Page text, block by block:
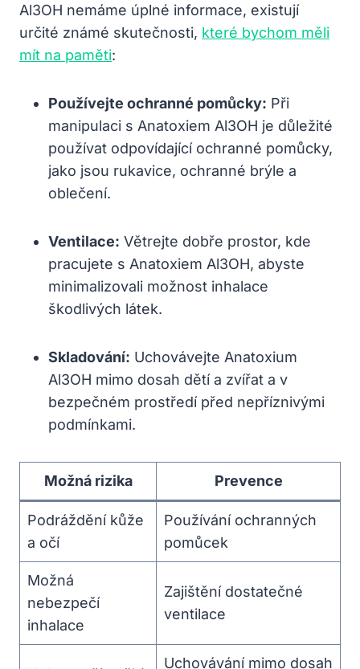
Al3OH nemáme úplné informace, existují
určité známé skutečnosti, které bychom měli
mít na paměti:
Používejte ochranné pomůcky: Při
manipulaci s Anatoxiem Al3OH je důležité
používat odpovídající ochranné pomůcky,
jako jsou rukavice, ochranné brýle a
oblečení.
Ventilace: Větrejte dobře prostor, kde
pracujete s Anatoxiem Al3OH, abyste
minimalizovali možnost inhalace
škodlivých látek.
Skladování: Uchovávejte Anatoxium
Al3OH mimo dosah dětí a zvířat a v
bezpečném prostředí před nepříznivými
podmínkami.
Možná rizika Prevence
Podráždění kůže
a očí
Používání ochranných
pomůcek
Možná
nebezpečí
inhalace
Zajištění dostatečné
ventilace
Uchovávání mimo dosah